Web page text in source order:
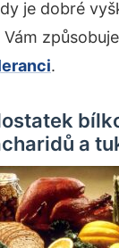
je dobré
způsobuje
.
a